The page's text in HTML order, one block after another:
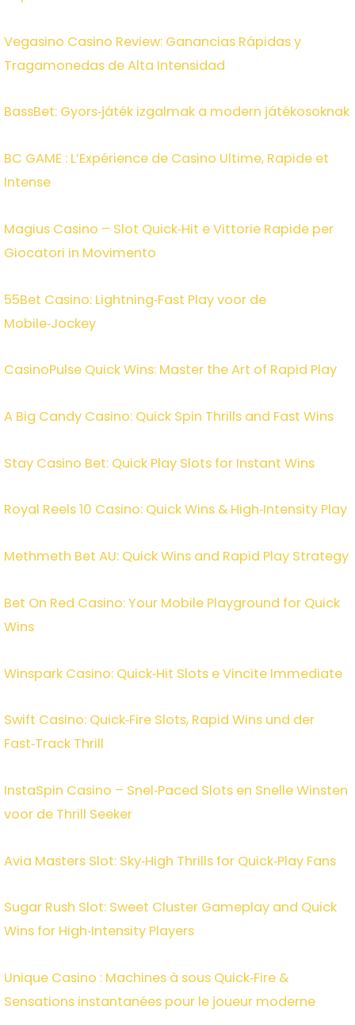
Vegasino Casino Review: Ganancias Rápidas y
Tragamonedas de Alta Intensidad
BassBet: Gyors‑játék izgalmak a modern játékosoknak
BC GAME : L’Expérience de Casino Ultime, Rapide et
Intense
Magius Casino – Slot Quick‑Hit e Vittorie Rapide per
Giocatori in Movimento
55Bet Casino: Lightning‑Fast Play voor de
Mobile‑Jockey
CasinoPulse Quick Wins: Master the Art of Rapid Play
A Big Candy Casino: Quick Spin Thrills and Fast Wins
Stay Casino Bet: Quick Play Slots for Instant Wins
Royal Reels 10 Casino: Quick Wins & High‑Intensity Play
Methmeth Bet AU: Quick Wins and Rapid Play Strategy
Bet On Red Casino: Your Mobile Playground for Quick
Wins
Winspark Casino: Quick‑Hit Slots e Vincite Immediate
Swift Casino: Quick‑Fire Slots, Rapid Wins und der
Fast‑Track Thrill
InstaSpin Casino – Snel‑Paced Slots en Snelle Winsten
voor de Thrill Seeker
Avia Masters Slot: Sky‑High Thrills for Quick‑Play Fans
Sugar Rush Slot: Sweet Cluster Gameplay and Quick
Wins for High‑Intensity Players
Unique Casino : Machines à sous Quick‑Fire &
Sensations instantanées pour le joueur moderne